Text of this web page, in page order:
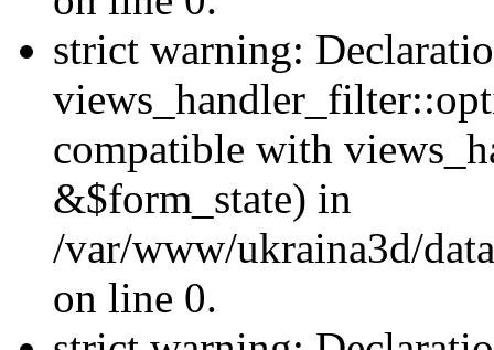
strict warning:
compatible with
&$form_state) in
/var/www/ukraina3d/
on line 0.